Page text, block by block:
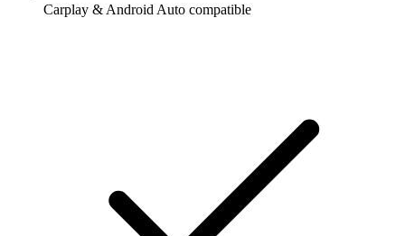
Carplay & Android Auto compatible